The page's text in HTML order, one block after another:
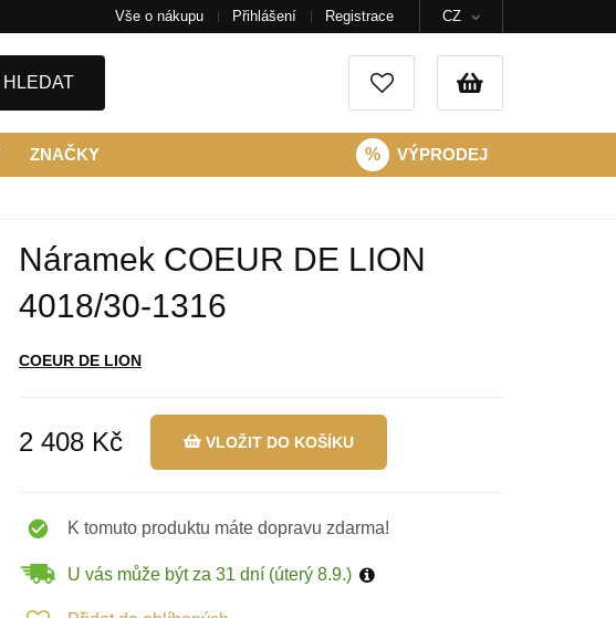
Vše o nákupu Přihlášení Registrace CZ
HLEDAT
ZNAČKY % VÝPRODEJ
Náramek COEUR DE LION
4018/30-1316
COEUR DE LION
2 408 Kč VLOŽIT DO KOŠÍKU
K tomuto produktu máte dopravu zdarma!
U vás může být za 31 dní (úterý 8.9.)